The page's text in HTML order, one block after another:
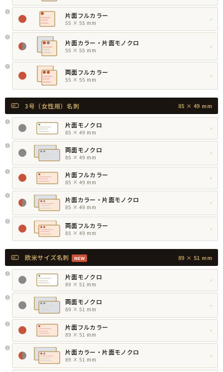
片面フルカラー
55 × 55 mm
›
片面カラー・片面モノクロ
55 × 55 mm
›
両面フルカラー
55 × 55 mm
›
3号（女性用）名刺 85 × 49 mm
片面モノクロ
85 × 49 mm
›
両面モノクロ
85 × 49 mm
›
片面フルカラー
85 × 49 mm
›
片面カラー・片面モノクロ
85 × 49 mm
›
両面フルカラー
85 × 49 mm
›
欧米サイズ名刺 NEW 89 × 51 mm
片面モノクロ
89 × 51 mm
›
両面モノクロ
89 × 51 mm
›
片面フルカラー
89 × 51 mm
›
片面カラー・片面モノクロ
89 × 51 mm
›